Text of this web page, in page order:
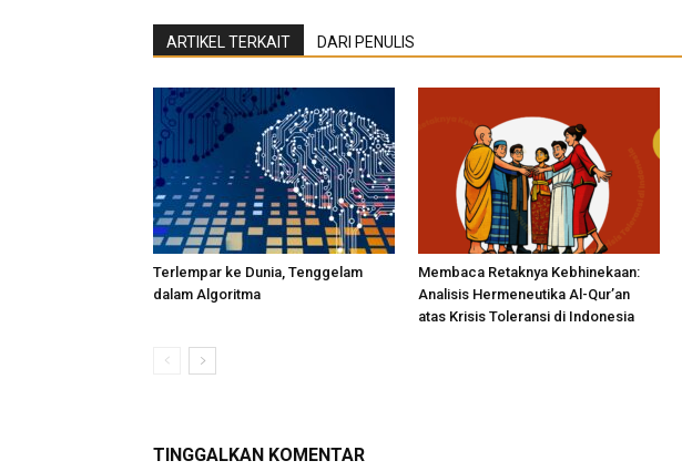
ARTIKEL TERKAIT DARI PENULIS
Terlempar ke Dunia, Tenggelam
dalam Algoritma
Membaca Retaknya Kebhinekaan:
Analisis Hermeneutika Al-Qur’an
atas Krisis Toleransi di Indonesia
TINGGALKAN KOMENTAR